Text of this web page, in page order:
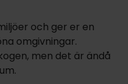
och ger er en
omgivningar.
men det är ändå